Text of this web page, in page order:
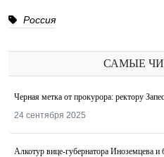
Россия
САМЫЕ
Черная метка от прокурора: ректору
24 сентября 2025
Алкотур вице-губернатора Иноземцева